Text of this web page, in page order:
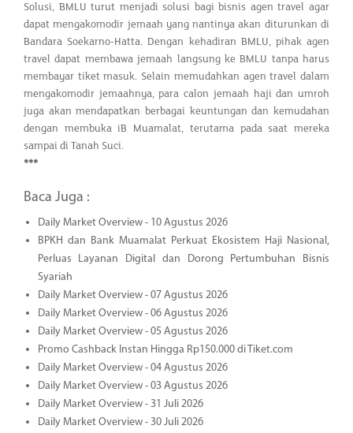
Solusi, BMLU turut menjadi solusi bagi bisnis agen travel agar
dapat mengakomodir jemaah yang nantinya akan diturunkan di
Bandara Soekarno-Hatta. Dengan kehadiran BMLU, pihak agen
travel dapat membawa jemaah langsung ke BMLU tanpa harus
membayar tiket masuk. Selain memudahkan agen travel dalam
mengakomodir jemaahnya, para calon jemaah haji dan umroh
juga akan mendapatkan berbagai keuntungan dan kemudahan
dengan membuka iB Muamalat, terutama pada saat mereka
sampai di Tanah Suci.
***
Baca Juga :
Daily Market Overview - 10 Agustus 2026
BPKH dan Bank Muamalat Perkuat Ekosistem Haji Nasional,
Perluas Layanan Digital dan Dorong Pertumbuhan Bisnis
Syariah
Daily Market Overview - 07 Agustus 2026
Daily Market Overview - 06 Agustus 2026
Daily Market Overview - 05 Agustus 2026
Promo Cashback Instan Hingga Rp150.000 di Tiket.com
Daily Market Overview - 04 Agustus 2026
Daily Market Overview - 03 Agustus 2026
Daily Market Overview - 31 Juli 2026
Daily Market Overview - 30 Juli 2026